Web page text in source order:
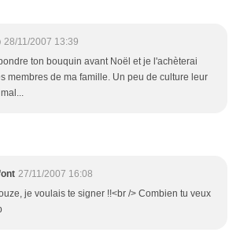
28/11/2007 13:39
ton bouquin avant Noël et je l'achèterai
membres de ma famille. Un peu de culture leur
27/11/2007 16:08
je voulais te signer !!<br /> Combien tu veux